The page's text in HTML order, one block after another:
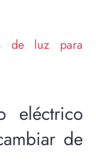
de luz para
eléctrico
de